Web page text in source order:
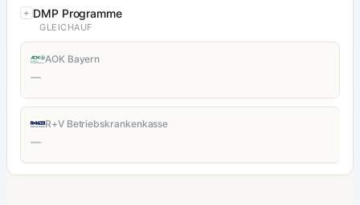
DMP Programme
GLEICHAUF
AOK Bayern
—
R+V Betriebskrankenkasse
—